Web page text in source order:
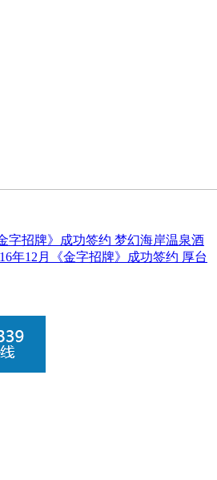
字招牌》成功签约 梦幻海岸温泉酒
年12月《金字招牌》成功签约 厚台